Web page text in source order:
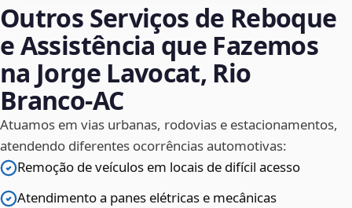
Outros Serviços de Reboque
e Assistência que Fazemos
na Jorge Lavocat, Rio
Branco‑AC
Atuamos em vias urbanas, rodovias e estacionamentos,
atendendo diferentes ocorrências automotivas:
Remoção de veículos em locais de difícil acesso
Atendimento a panes elétricas e mecânicas